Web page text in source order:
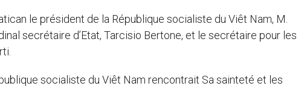
le président de la République socialiste du Viêt Nam, M.
secrétaire d’Etat, Tarcisio Bertone, et le secrétaire pour les
socialiste du Viêt Nam rencontrait Sa sainteté et les